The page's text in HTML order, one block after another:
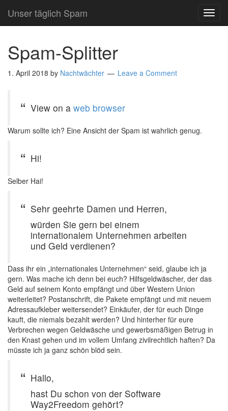
Unser täglich Spam
Spam-Splitter
1. April 2018 by Nachtwächter Leave a Comment
View on a web browser
Warum sollte ich? Eine Ansicht der Spam ist wahrlich genug.
Hi!
Selber Hai!
Sehr geehrte Damen und Herren,
würden Sie gern bei einem
internationalem Unternehmen arbeiten
und Geld verdienen?
Dass ihr ein „internationales Unternehmen“ seid, glaube ich ja
gern. Was mache ich denn bei euch? Hilfsgeldwäscher, der das
Geld auf seinem Konto empfängt und über Western Union
weiterleitet? Postanschrift, die Pakete empfängt und mit neuem
Adressaufkleber weitersendet? Einkäufer, der für euch Dinge
kauft, die niemals bezahlt werden? Und hinterher für eure
Verbrechen wegen Geldwäsche und gewerbsmäßigen Betrug in
den Knast gehen und im vollem Umfang zivilrechtlich haften? Da
müsste ich ja ganz schön blöd sein.
Hallo,
hast Du schon von der Software
Way2Freedom gehört?